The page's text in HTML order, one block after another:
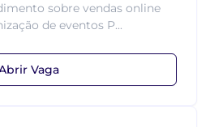
sobre vendas online
de eventos P...
Vaga